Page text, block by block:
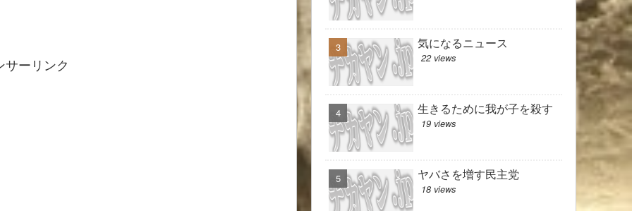
サーリンク
気になるニュース
22 views
生きるために我が子を殺す
19 views
ヤバさを増す民主党
18 views